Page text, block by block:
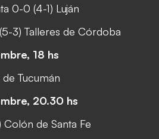
0-0 (4-1) Luján
3) Talleres de Córdoba
18 hs
Tucumán
20.30 hs
Colón de Santa Fe